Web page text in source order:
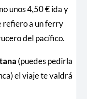
unos 4,50 € ida y
refiero a un ferry
del pacífico.
(puedes pedirla
el viaje te valdrá